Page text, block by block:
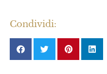
Condividi: